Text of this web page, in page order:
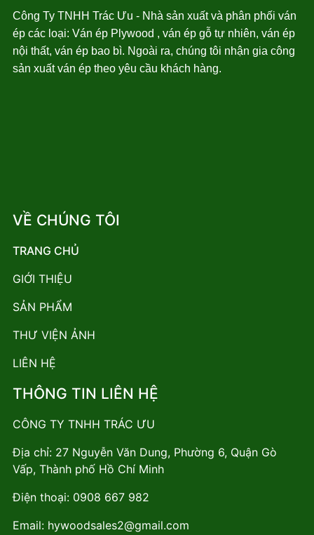
Công Ty TNHH Trác Ưu - Nhà sản xuất và phân phối ván
ép các loại: Ván ép Plywood , ván ép gỗ tự nhiên, ván ép
nội thất, ván ép bao bì. Ngoài ra, chúng tôi nhận gia công
sản xuất ván ép theo yêu cầu khách hàng.
VỀ CHÚNG TÔI
TRANG CHỦ
GIỚI THIỆU
SẢN PHẨM
THƯ VIỆN ẢNH
LIÊN HỆ
THÔNG TIN LIÊN HỆ
CÔNG TY TNHH TRÁC ƯU
Địa chỉ: 27 Nguyễn Văn Dung, Phường 6, Quận Gò
Vấp, Thành phố Hồ Chí Minh
Điện thoại: 0908 667 982
Email: hywoodsales2@gmail.com